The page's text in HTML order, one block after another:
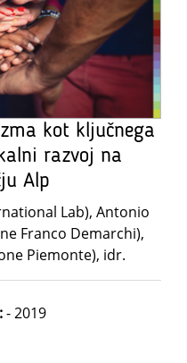
kot ključnega
razvoj na
Alp
Lab), Antonio
Franco Demarchi),
Piemonte), idr.
- 2019